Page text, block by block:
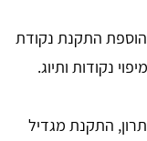
התקנת נקודת
נקודות ותיוג.
התקנת מגדיל